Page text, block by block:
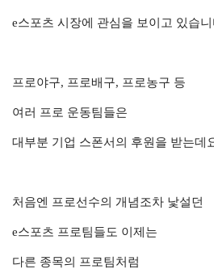
e스포츠 시장에 관심을 보이고 있습니
프로야구, 프로배구, 프로농구 등
여러 프로 운동팀들은
대부분 기업 스폰서의 후원을 받는데
처음엔 프로선수의 개념조차 낯설던
e스포츠 프로팀들도 이제는
다른 종목의 프로팀처럼